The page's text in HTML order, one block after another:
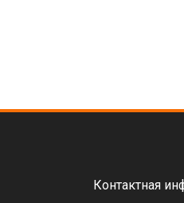
Контактная